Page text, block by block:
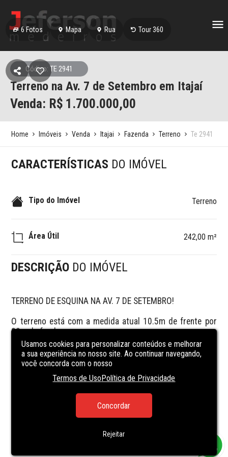
6 Fotos Mapa Rua Tour 360
Código: TE 2941
Terreno na Av. 7 de Setembro em Itajaí
Venda: R$ 1.700.000,00
Home Imóveis Venda Itajai Fazenda Terreno Te 2941
CARACTERÍSTICAS DO IMÓVEL
Tipo do Imóvel Terreno
Área Útil 242,00 m²
DESCRIÇÃO DO IMÓVEL
TERRENO DE ESQUINA NA AV. 7 DE SETEMBRO!
O terreno está com a medida atual 10.5m de frente por
22m de fundos.
O local é excelente para pontos comerciais, ex: Clínicas
dentárias, médicas, cooperativas de crédito, etc.
Usamos cookies para personalizar conteúdos e melhorar
a sua experiência no nosso site. Ao continuar navegando,
você concorda com o nosso
Termos de UsoPolítica de Privacidade
Concordar
Rejeitar